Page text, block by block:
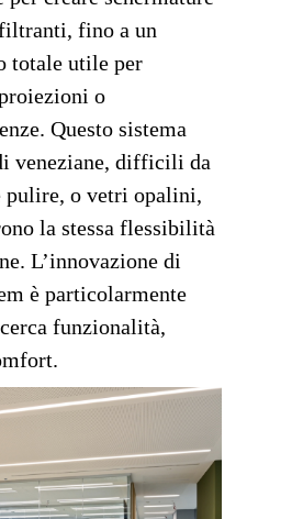
fino a un
totale utile per
o
Questo sistema
veneziane, difficili da
pulire, o vetri opalini,
la stessa flessibilità
L’innovazione di
è particolarmente
funzionalità,